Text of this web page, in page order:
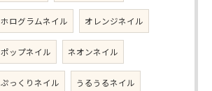
ホログラムネイル オレンジネイル
ポップネイル ネオンネイル
ぷっくりネイル うるうるネイル